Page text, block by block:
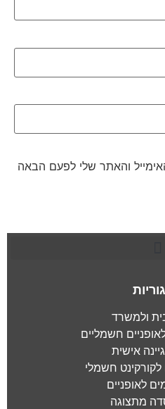
והאתר שלי לפעם הבאה
ולמשרד
חשמליים
אישית
לקורקינט חשמלי
לאופניים
מתצוגה